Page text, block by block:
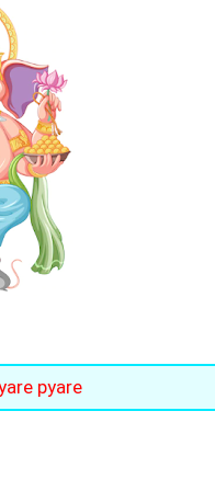
pyare